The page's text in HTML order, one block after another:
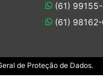
(61)
(61)
de Proteção de Dados.